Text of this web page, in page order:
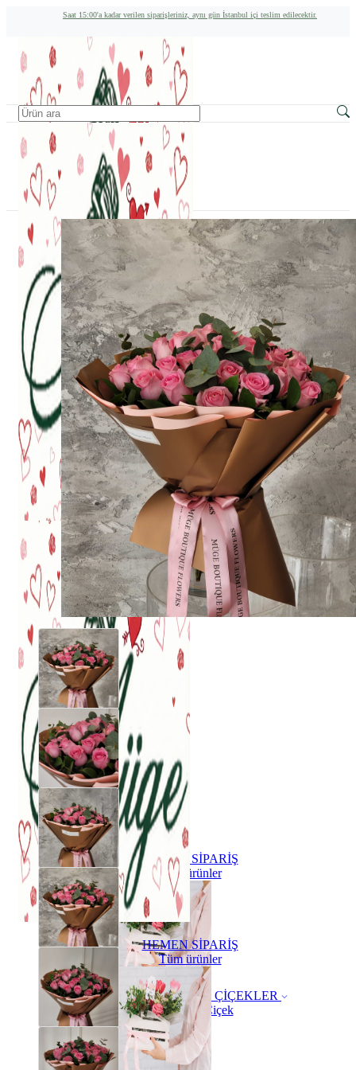
Saat 15:00'a kadar verilen siparişleriniz, aynı gün İstanbul içi teslim edilecektir.
HEMEN SİPARİŞ
Tüm ürünler
ÇİÇEKLER
Buket Çiçek
HEMEN SİPARİŞ
Tüm ürünler